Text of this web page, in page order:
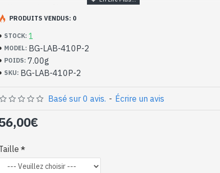
Bijoux indiens artisanaux - Bague
argent massif et Labradorite
- Bague en argent véritable 925/1000
- Faite à la main à Jaipur ( INDE )
Pierre sertie, en cabochon, forme ovale
Taille de la pierre : 16mm x 12mm approx
Livrée avec un petit sac artisanal
Bague indienne argent et Labradorite
de forme ovale (BG-LAB-410P-
STOCK: 1
MODEL: BG-LAB-410P-2
POIDS: 7.00g
SKU: BG-LAB-410P-2
PRODUITS VENDUS: 0
Basé sur 0 avis. - Écrire un avis